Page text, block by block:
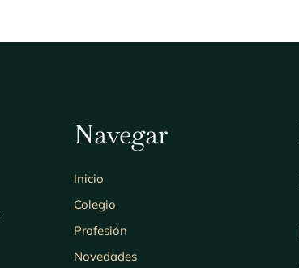
Navegar
Inicio
Colegio
Profesión
Novedades